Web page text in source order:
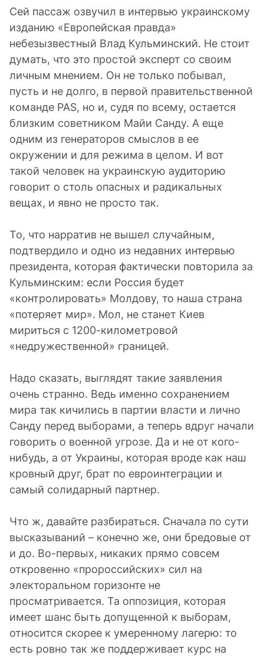
Сей пассаж озвучил в интервью украинскому
изданию «Европейская правда»
небезызвестный Влад Кульминский. Не стоит
думать, что это простой эксперт со своим
личным мнением. Он не только побывал,
пусть и не долго, в первой правительственной
команде PAS, но и, судя по всему, остается
близким советником Майи Санду. А еще
одним из генераторов смыслов в ее
окружении и для режима в целом. И вот
такой человек на украинскую аудиторию
говорит о столь опасных и радикальных
вещах, и явно не просто так.
То, что нарратив не вышел случайным,
подтвердило и одно из недавних интервью
президента, которая фактически повторила за
Кульминским: если Россия будет
«контролировать» Молдову, то наша страна
«потеряет мир». Мол, не станет Киев
мириться с 1200-километровой
«недружественной» границей.
Надо сказать, выглядят такие заявления
очень странно. Ведь именно сохранением
мира так кичились в партии власти и лично
Санду перед выборами, а теперь вдруг начали
говорить о военной угрозе. Да и не от кого-
нибудь, а от Украины, которая вроде как наш
кровный друг, брат по евроинтеграции и
самый солидарный партнер.
Что ж, давайте разбираться. Сначала по сути
высказываний – конечно же, они бредовые от
и до. Во-первых, никаких прямо совсем
откровенно «пророссийских» сил на
электоральном горизонте не
просматривается. Та оппозиция, которая
имеет шанс быть допущенной к выборам,
относится скорее к умеренному лагерю: то
есть ровно так же поддерживает курс на